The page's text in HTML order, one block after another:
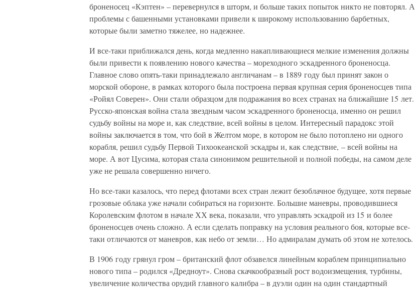
броненосец «Кэптен» – перевернулся в шторм, и больше таких попыток никто не повторял. А
проблемы с башенными установками привели к широкому использованию барбетных,
которые были заметно тяжелее, но надежнее.
И все-таки приближался день, когда медленно накапливающиеся мелкие изменения должны
были привести к появлению нового качества – мореходного эскадренного броненосца.
Главное слово опять-таки принадлежало англичанам – в 1889 году был принят закон о
морской обороне, в рамках которого была построена первая крупная серия броненосцев типа
«Ройял Соверен». Они стали образцом для подражания во всех странах на ближайшие 15 лет.
Русско-японская война стала звездным часом эскадренного броненосца, именно он решил
судьбу войны на море и, как следствие, всей войны в целом. Интересный парадокс этой
войны заключается в том, что бой в Желтом море, в котором не было потоплено ни одного
корабля, решил судьбу Первой Тихоокеанской эскадры и, как следствие, – всей войны на
море. А вот Цусима, которая стала синонимом решительной и полной победы, на самом деле
уже не решала совершенно ничего.
Но все-таки казалось, что перед флотами всех стран лежит безоблачное будущее, хотя первые
грозовые облака уже начали собираться на горизонте. Большие маневры, проводившиеся
Королевским флотом в начале ХХ века, показали, что управлять эскадрой из 15 и более
броненосцев очень сложно. А если сделать поправку на условия реального боя, которые все-
таки отличаются от маневров, как небо от земли… Но адмиралам думать об этом не хотелось.
В 1906 году грянул гром – британский флот обзавелся линейным кораблем принципиально
нового типа – родился «Дредноут». Снова скачкообразный рост водоизмещения, турбины,
увеличение количества орудий главного калибра – в дуэли один на один стандартный